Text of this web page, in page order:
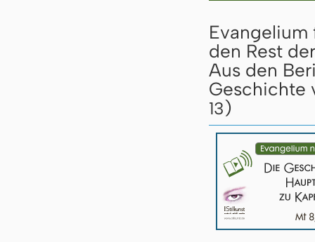
Evangelium
den Rest
Aus den
Geschichte
13)